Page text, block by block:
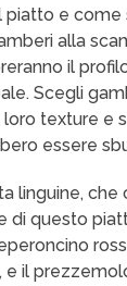
e
alla
il
Scegli
texture e
essere
linguine,
questo
e il